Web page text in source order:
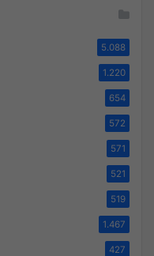
5.088
1.220
654
572
571
521
519
1.467
427